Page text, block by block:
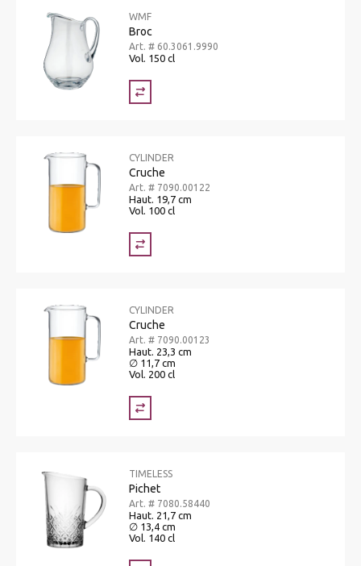
WMF
Broc
Art. # 60.3061.9990
Vol. 150 cl
CYLINDER
Cruche
Art. # 7090.00122
Haut. 19,7 cm
Vol. 100 cl
CYLINDER
Cruche
Art. # 7090.00123
Haut. 23,3 cm
∅ 11,7 cm
Vol. 200 cl
TIMELESS
Pichet
Art. # 7080.58440
Haut. 21,7 cm
∅ 13,4 cm
Vol. 140 cl